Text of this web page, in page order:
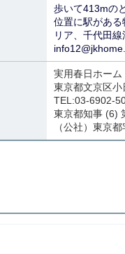
歩いて413mの
位置に駅があ
リア、千代田
実用春日ホー
東京都文京区
TEL:03-6902-
東京都知事 (6)
（公社）東京